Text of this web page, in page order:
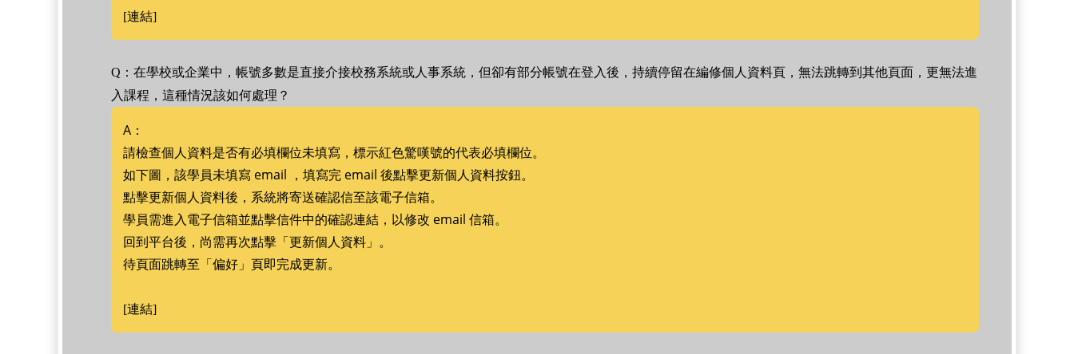
[連結]
Q：在學校或企業中，帳號多數是直接介接校務系統或人事系統，但卻有部分帳號在登入後，持續停留在編修個人資料頁，無法跳轉到其他頁面，更無法進
入課程，這種情況該如何處理？
A：
請檢查個人資料是否有必填欄位未填寫，標示紅色驚嘆號的代表必填欄位。
如下圖，該學員未填寫 email ，填寫完 email 後點擊更新個人資料按鈕。
點擊更新個人資料後，系統將寄送確認信至該電子信箱。
學員需進入電子信箱並點擊信件中的確認連結，以修改 email 信箱。
回到平台後，尚需再次點擊「更新個人資料」。
待頁面跳轉至「偏好」頁即完成更新。
[連結]